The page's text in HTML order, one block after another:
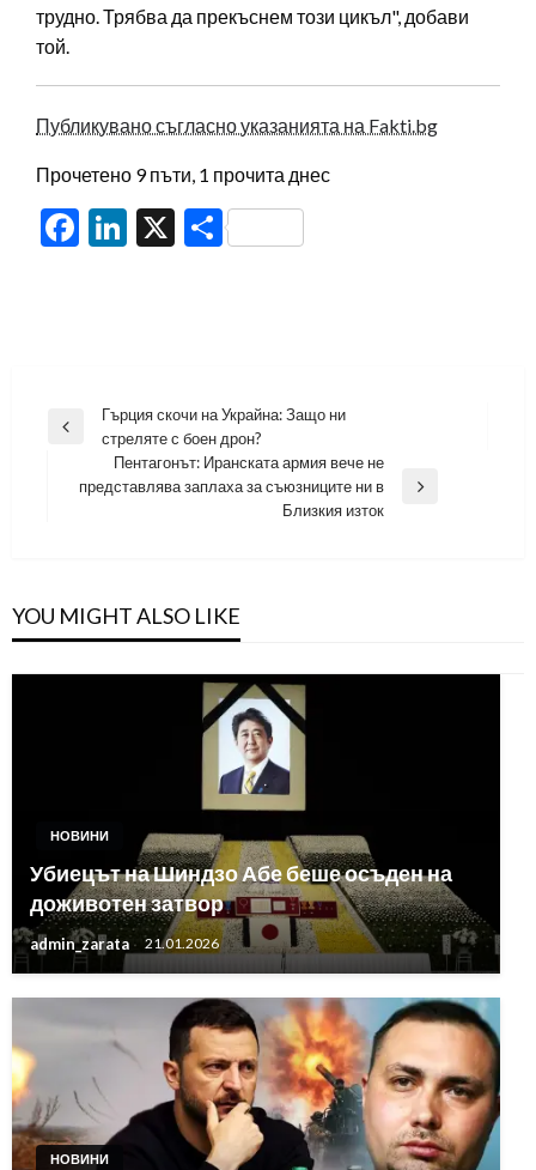
трудно. Трябва да прекъснем този цикъл", добави
той.
Публикувано съгласно указанията на Fakti.bg
Прочетено 9 пъти, 1 прочита днес
Facebook
LinkedIn
X Share
Навигация
Previous
Гърция скочи на Украйна: Защо ни
стреляте с боен дрон?
Next
Пентагонът: Иранската армия вече не
представлява заплаха за съюзниците ни в
Близкия изток
YOU MIGHT ALSO LIKE
НОВИНИ
Убиецът на Шиндзо Абе беше осъден на
доживотен затвор
admin_zarata 21.01.2026
НОВИНИ